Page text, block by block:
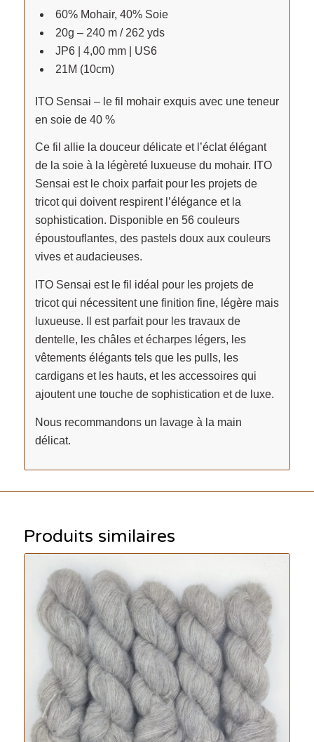
60% Mohair, 40% Soie
20g – 240 m / 262 yds
JP6 | 4,00 mm | US6
21M (10cm)
ITO Sensai – le fil mohair exquis avec une teneur
en soie de 40 %
Ce fil allie la douceur délicate et l’éclat élégant
de la soie à la légèreté luxueuse du mohair. ITO
Sensai est le choix parfait pour les projets de
tricot qui doivent respirent l’élégance et la
sophistication. Disponible en 56 couleurs
époustouflantes, des pastels doux aux couleurs
vives et audacieuses.
ITO Sensai est le fil idéal pour les projets de
tricot qui nécessitent une finition fine, légère mais
luxueuse. Il est parfait pour les travaux de
dentelle, les châles et écharpes légers, les
vêtements élégants tels que les pulls, les
cardigans et les hauts, et les accessoires qui
ajoutent une touche de sophistication et de luxe.
Nous recommandons un lavage à la main
délicat.
Produits similaires